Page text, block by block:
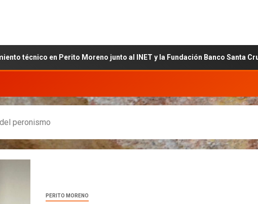
en Perito Moreno junto al INET y la Fundación Banco Santa Cruz
peronismo
PERITO MORENO